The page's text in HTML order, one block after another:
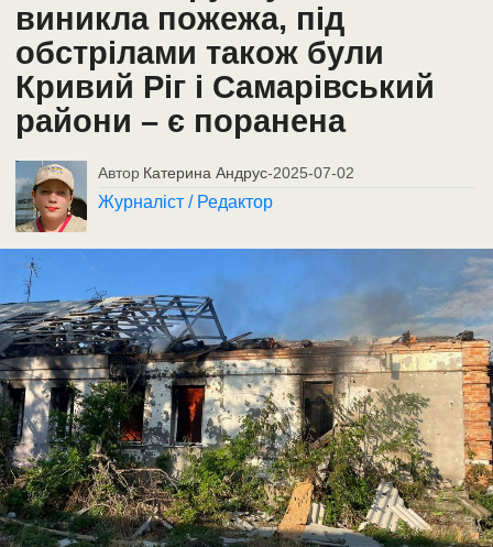
виникла пожежа, під
обстрілами також були
Кривий Ріг і Самарівський
райони – є поранена
Автор Катерина Андрус-2025-07-02
Журналіст / Редактор